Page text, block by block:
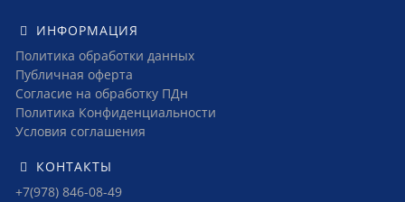
ИНФОРМАЦИЯ
Политика обработки данных
Публичная оферта
Согласие на обработку ПДн
Политика Конфиденциальности
Условия соглашения
КОНТАКТЫ
+7(978) 846-08-49